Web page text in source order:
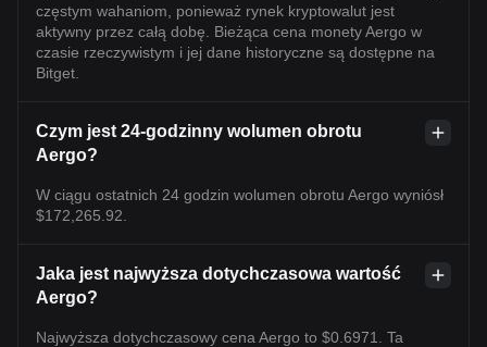
częstym wahaniom, ponieważ rynek kryptowalut jest
aktywny przez całą dobę. Bieżąca cena monety Aergo w
czasie rzeczywistym i jej dane historyczne są dostępne na
Bitget.
Czym jest 24-godzinny wolumen obrotu
Aergo?
W ciągu ostatnich 24 godzin wolumen obrotu Aergo wyniósł
$172,265.92.
Jaka jest najwyższa dotychczasowa wartość
Aergo?
Najwyższa dotychczasowy cena Aergo to $0.6971. Ta